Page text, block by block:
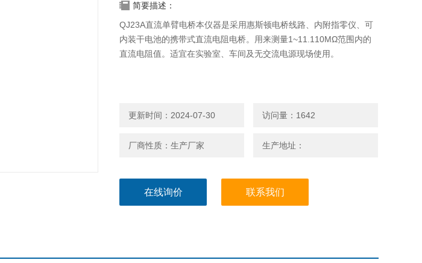
简要描述：
QJ23A直流单臂电桥本仪器是采用惠斯顿电桥线路、内附指零仪、可
内装干电池的携带式直流电阻电桥。用来测量1~11.110MΩ范围内的
直流电阻值。适宜在实验室、车间及无交流电源现场使用。
更新时间：2024-07-30 访问量：1642
厂商性质：生产厂家 生产地址：
在线询价 联系我们